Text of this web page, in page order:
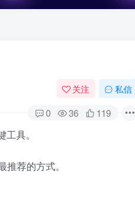
关注 私信
0 36 119
工具。
荐的方式。